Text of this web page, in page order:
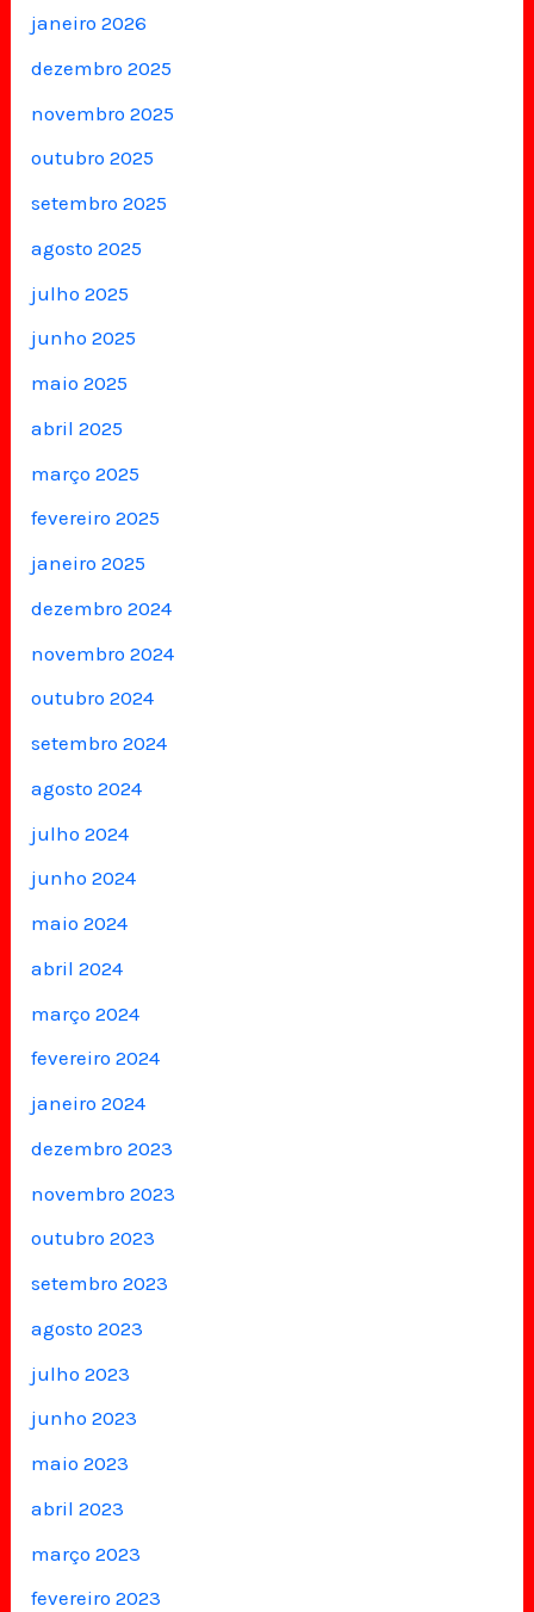
janeiro 2026
dezembro 2025
novembro 2025
outubro 2025
setembro 2025
agosto 2025
julho 2025
junho 2025
maio 2025
abril 2025
março 2025
fevereiro 2025
janeiro 2025
dezembro 2024
novembro 2024
outubro 2024
setembro 2024
agosto 2024
julho 2024
junho 2024
maio 2024
abril 2024
março 2024
fevereiro 2024
janeiro 2024
dezembro 2023
novembro 2023
outubro 2023
setembro 2023
agosto 2023
julho 2023
junho 2023
maio 2023
abril 2023
março 2023
fevereiro 2023